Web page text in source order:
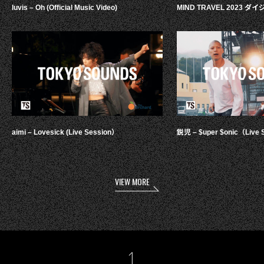
luvis – Oh (Official Music Video)
aimi – Lovesick (Live Session）
MIND TRAVEL 2023 ダイ
鋭児 – $uper $onic（Live
VIEW MORE